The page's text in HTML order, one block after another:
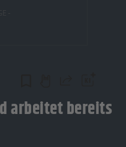
arbeitet bereits